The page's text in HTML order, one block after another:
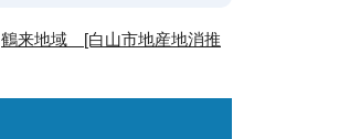
鶴来地域 [白山市地産地消推